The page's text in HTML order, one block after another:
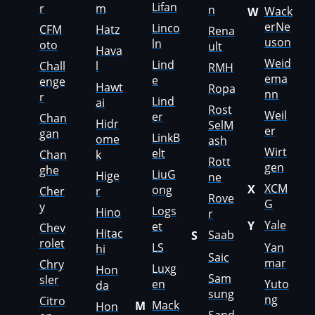
JMC
JohnDeere
Kaiyi
Kalmar
Kassbohrer
Kato
Keestrack
Kenworth
Kia
KingLong
Kioti
Kleemann
r
CFM
oto
Chall
enge
r
Chan
gan
Chan
ghe
Cher
y
Chev
rolet
Chry
sler
Citro
m
Hatz
Hava
l
Hawt
ai
Hidr
ome
k
Hige
r
Hino
Hitac
hi
Hon
da
Hon
Lifan
Linco
ln
Lind
e
Lind
er
LinkB
elt
LiuG
ong
Logs
et
LS
Luxg
en
M Mack
n
Rena
ult
RMH
Ropa
Rost
SelM
ash
Rott
ne
Rove
r
S
Saab
Saic
Sam
sung
W Wack
erNe
uson
Weid
ema
nn
Weil
er
Wirt
gen
X XCM
G
Y
Yale
Yan
mar
Yuto
ng